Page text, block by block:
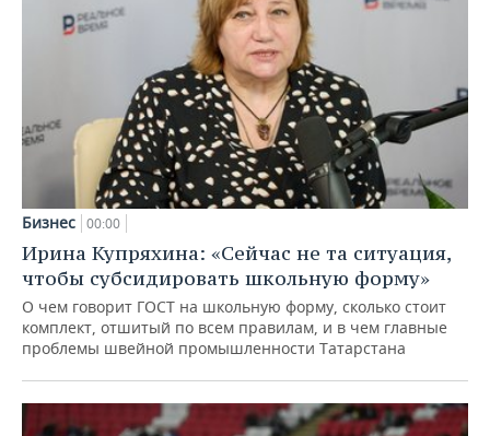
Бизнес 00:00
Ирина Купряхина: «Сейчас не та ситуация,
чтобы субсидировать школьную форму»
О чем говорит ГОСТ на школьную форму, сколько стоит
комплект, отшитый по всем правилам, и в чем главные
проблемы швейной промышленности Татарстана